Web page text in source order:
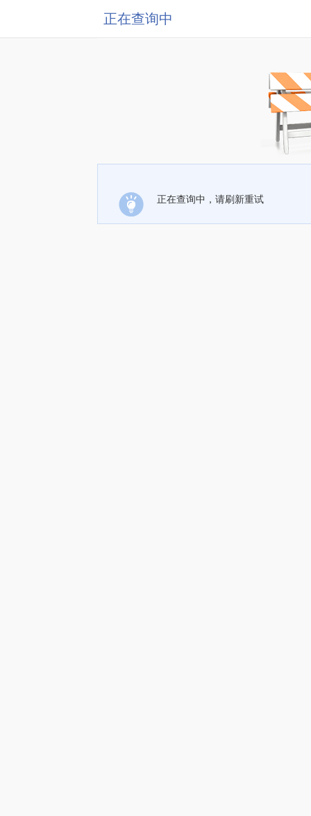
正在查询中
正在查询中，请刷新重试